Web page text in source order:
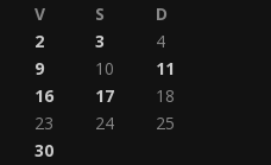
V S
D
2 3
4
9 10
11
16 17
18
23 24
25
30